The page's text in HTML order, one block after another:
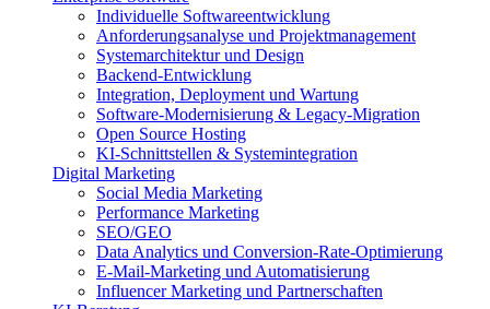
Individuelle Softwareentwicklung
Anforderungsanalyse und Projektmanagement
Systemarchitektur und Design
Backend-Entwicklung
Integration, Deployment und Wartung
Software-Modernisierung & Legacy-Migration
Open Source Hosting
KI-Schnittstellen & Systemintegration
Digital Marketing
Social Media Marketing
Performance Marketing
SEO/GEO
Data Analytics und Conversion-Rate-Optimierung
E-Mail-Marketing und Automatisierung
Influencer Marketing und Partnerschaften